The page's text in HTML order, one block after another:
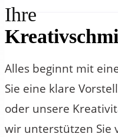
Ihre
Alles beginnt mit
Sie eine klare
oder unsere
wir unterstützen Sie